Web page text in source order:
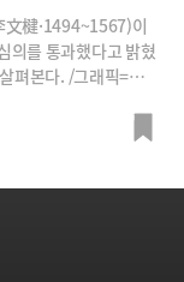
文楗·1494~1567)이
의를 통과했다고 밝혔
펴본다. /그래픽=박의